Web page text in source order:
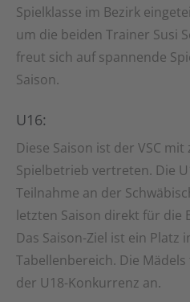
Spielklasse im Bezirk
um die beiden Trainer Susi
freut sich auf spannende
Saison.
U16:
Diese Saison ist der VSC mit
Spielbetrieb vertreten. Die
Teilnahme an der
letzten Saison direkt für die
Das Saison-Ziel ist ein Platz
Tabellenbereich. Die
der U18-Konkurrenz an.